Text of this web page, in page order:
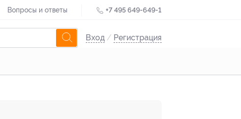
Вопросы и ответы +7 495 649-649-1
Вход / Регистрация